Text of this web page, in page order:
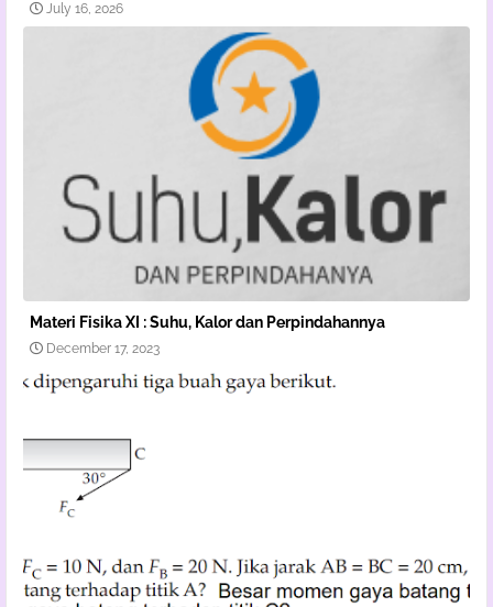
July 16, 2026
Materi Fisika XI : Suhu, Kalor dan Perpindahannya
December 17, 2023